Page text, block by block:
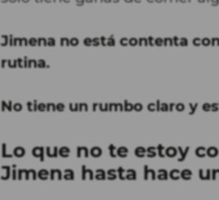
Jimena no está contenta
rutina.
No tiene un rumbo claro y
Lo que no te estoy
Jimena hasta hace